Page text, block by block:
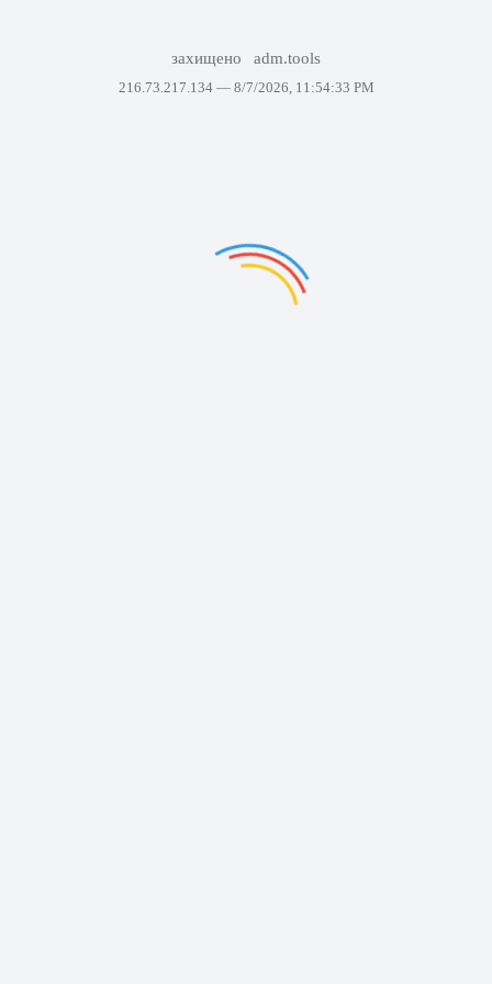
захищено adm.tools
216.73.217.134 — 8/7/2026, 11:54:33 PM